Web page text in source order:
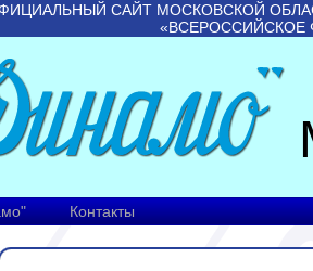
САЙТ МОСКОВСКОЙ
«ВСЕРОССИЙСКОЕ
Контакты